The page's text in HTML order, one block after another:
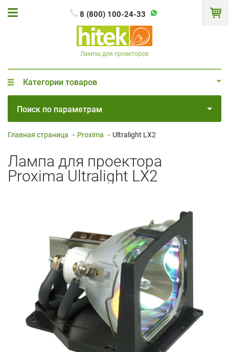
8 (800) 100-24-33
Лампы для проекторов
Категории товаров
Поиск по параметрам
Главная страница - Proxima - Ultralight LX2
Лампа для проектора
Proxima Ultralight LX2